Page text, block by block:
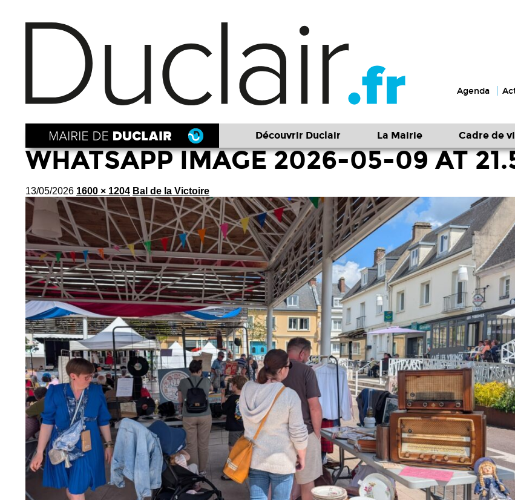
Agenda
Découvrir Duclair La Mairie Cadre de
WHATSAPP IMAGE 2026-05-09 AT
13/05/2026 1600 × 1204 Bal de la Victoire